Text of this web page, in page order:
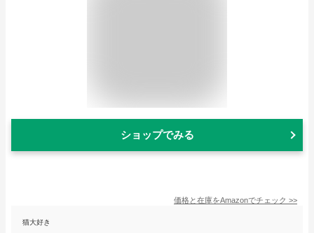
ショップでみる
価格と在庫をAmazonでチェック >>
猫大好き